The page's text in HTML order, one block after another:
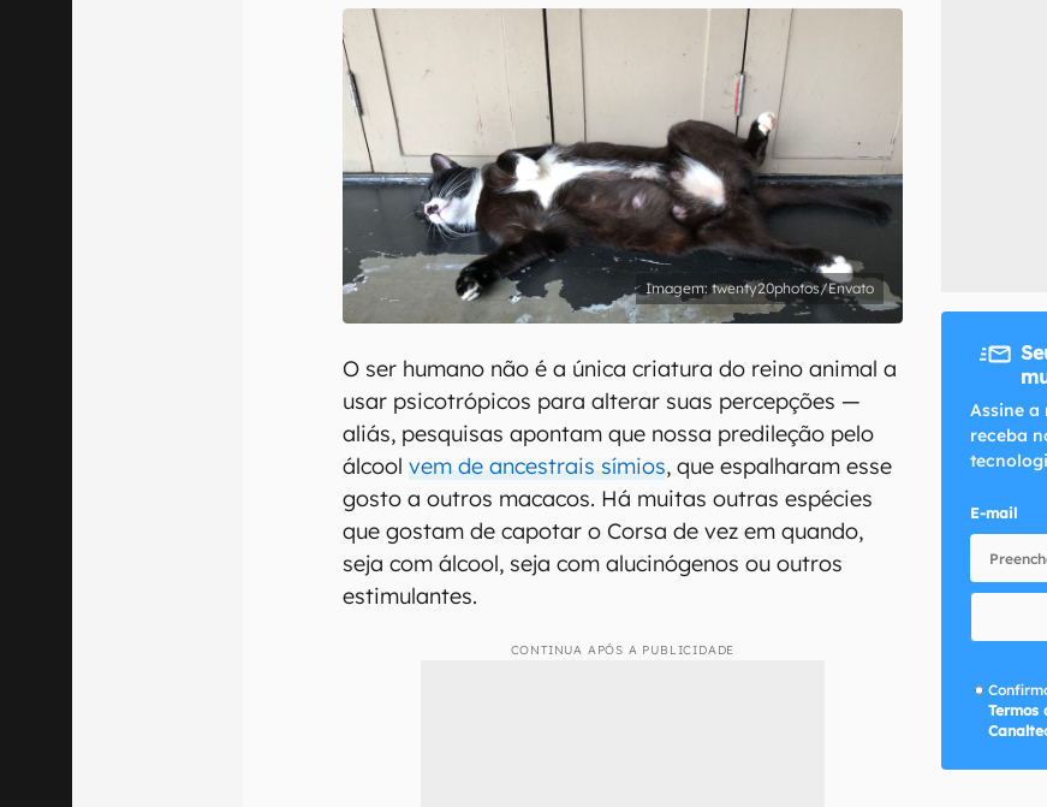
inscreva-se
Confirmo que li, aceito e concordo com os Termos de Uso e Política de Privacidade
twenty20photos/Envato
O ser humano não é a única criatura do reino animal a
usar psicotrópicos para alterar suas percepções —
aliás, pesquisas apontam que nossa predileção pelo
álcoolvem de ancestrais símios, que espalharam esse
gosto a outros macacos. Há muitas outras espécies
que gostam de capotar o Corsa de vez em quando,
seja com álcool, seja com alucinógenos ou outros
estimulantes.
CONTINUA APÓS A PUBLICIDADE
Assine a
receba
E-mail
Termos